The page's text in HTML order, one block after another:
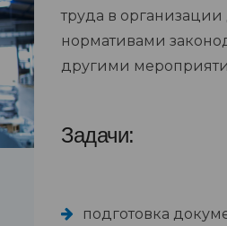
труда в
нормативами
другими
Задачи:
подготовка